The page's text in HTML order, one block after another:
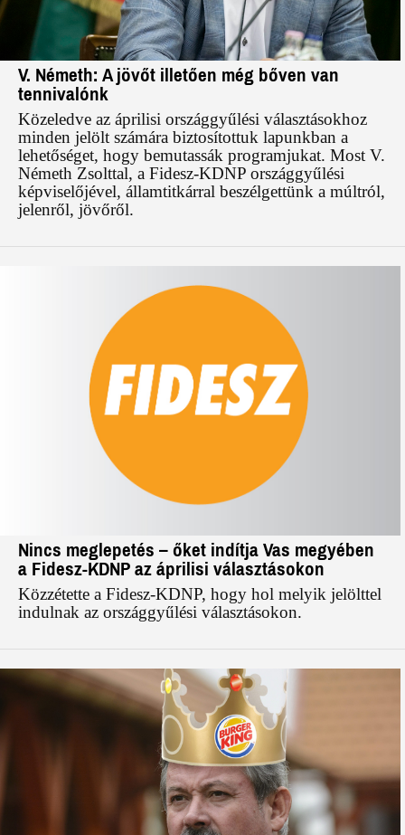
V. Németh: A jövőt illetően még bőven van
tennivalónk
Közeledve az áprilisi országgyűlési választásokhoz
minden jelölt számára biztosítottuk lapunkban a
lehetőséget, hogy bemutassák programjukat. Most V.
Németh Zsolttal, a Fidesz-KDNP országgyűlési
képviselőjével, államtitkárral beszélgettünk a múltról,
jelenről, jövőről.
Nincs meglepetés – őket indítja Vas megyében
a Fidesz-KDNP az áprilisi választásokon
Közzétette a Fidesz-KDNP, hogy hol melyik jelölttel
indulnak az országgyűlési választásokon.